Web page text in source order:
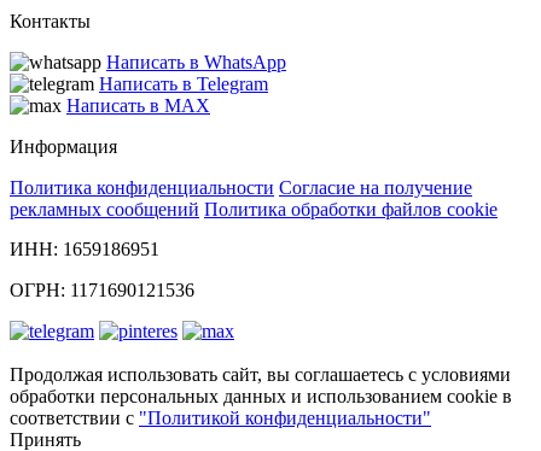
Контакты
Написать в WhatsApp
Написать в Telegram
Написать в MAX
Информация
Политика конфиденциальности Согласие на получение
рекламных сообщений Политика обработки файлов cookie
ИНН: 1659186951
ОГРН: 1171690121536
Продолжая использовать сайт, вы соглашаетесь с условиями
обработки персональных данных и использованием cookie в
соответствии с "Политикой конфиденциальности"
Принять